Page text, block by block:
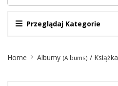
Przeglądaj Kategorie
Breadcrumb
Home Albumy (Albums) / Książka